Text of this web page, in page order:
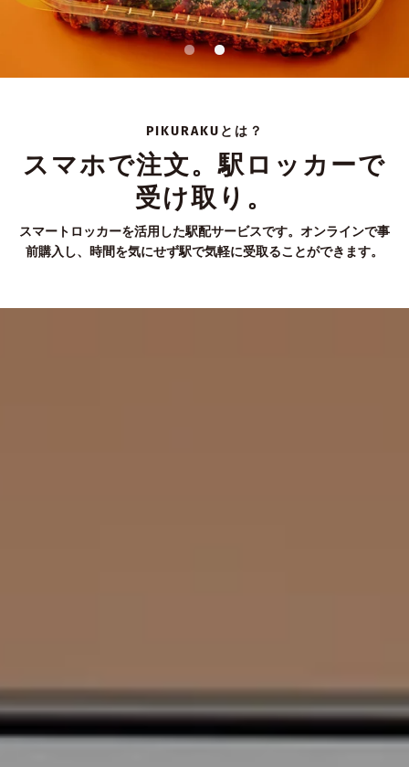
PIKURAKUとは？
スマホで注文。駅ロッカーで
受け取り。
スマートロッカーを活用した駅配サービスです。オンラインで事
前購入し、時間を気にせず駅で気軽に受取ることができます。